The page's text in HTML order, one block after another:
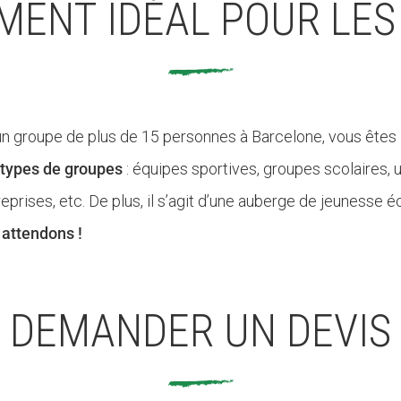
IDÉAL POUR
groupe de plus de 15 personnes à Barcelone, vous
de groupes : équipes sportives, groupes scolaires,
etc. De plus, il s’agit d’une auberge de
!
DEMANDER UN DEVIS